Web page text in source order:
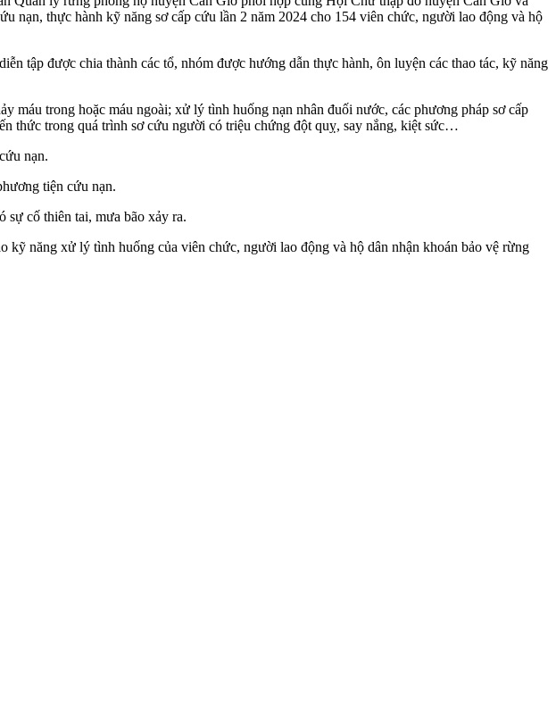
thực hành kỹ năng sơ cấp cứu lần 2 năm 2024 cho 154 viên chức, người lao động và hộ
được chia thành các tổ, nhóm được hướng dẫn thực hành, ôn luyện các thao tác, kỹ năng
trong hoặc máu ngoài; xử lý tình huống nạn nhân đuối nước, các phương pháp sơ cấp
thức trong quá trình sơ cứu người có triệu chứng đột quỵ, say nắng, kiệt sức…
nạn.
tiện cứu nạn.
cố thiên tai, mưa bão xảy ra.
năng xử lý tình huống của viên chức, người lao động và hộ dân nhận khoán bảo vệ rừng